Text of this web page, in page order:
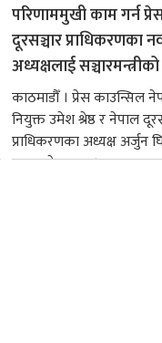
परिणाममुखी काम गर्न
दूरसञ्चार प्राधिकरणका
अध्यक्षलाई
काठमाडौँ । प्रेस काउन्सिल
नियुक्त उमेश श्रेष्ठ र नेपाल
प्राधिकरणका अध्यक्ष अर्जुन
ग्रहण गरेका छन्।...